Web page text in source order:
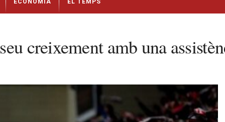
ECONOMIA EL TEMPS
creixement amb una